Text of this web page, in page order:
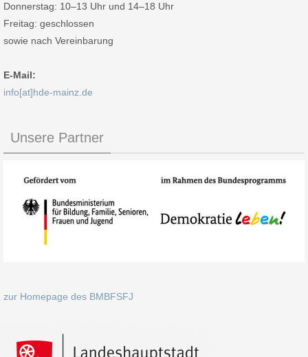
Donnerstag: 10–13 Uhr und 14–18 Uhr
Freitag: geschlossen
sowie nach Vereinbarung
E-Mail:
info[at]hde-mainz.de
Unsere Partner
zur Homepage des BMBFSFJ